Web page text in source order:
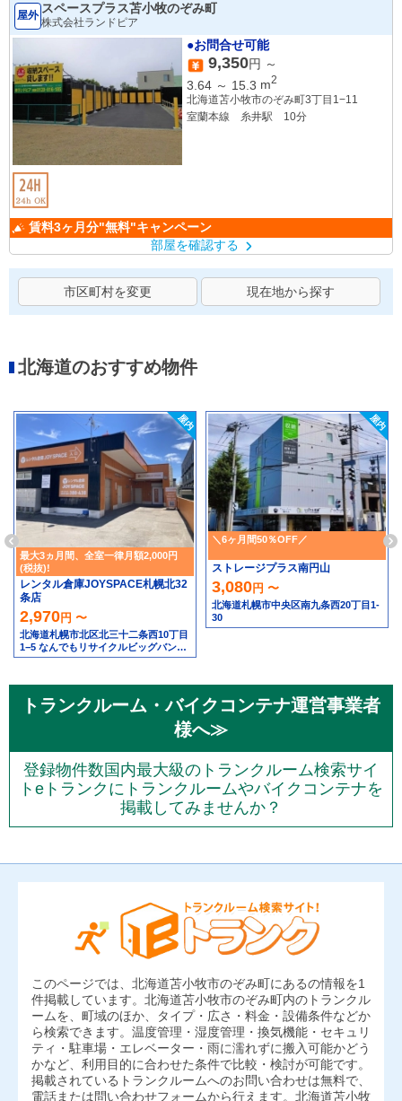
屋外 スペースプラス苫小牧のぞみ町
株式会社ランドピア
●お問合せ可能
9,350円 ～
3.64 ～ 15.3 m2
北海道苫小牧市のぞみ町3丁目1−11
室蘭本線 糸井駅 10分
賃料3ヶ月分"無料"キャンペーン
部屋を確認する
市区町村を変更 現在地から探す
北海道のおすすめ物件
最大3ヵ月間、全室一律月額2,000円
(税抜)!
レンタル倉庫JOYSPACE札幌北32
条店
2,970円 〜
北海道札幌市北区北三十二条西10丁目
1−5 なんでもリサイクルビッグバン工
具館＆釣り具館 札幌北32条店隣
＼6ヶ月間50％OFF／
ストレージプラス南円山
3,080円 〜
北海道札幌市中央区南九条西20丁目1-
30
トランクルーム・バイクコンテナ運営事業者
様へ≫
登録物件数国内最大級のトランクルーム検索サイ
トeトランクにトランクルームやバイクコンテナを
掲載してみませんか？
このページでは、北海道苫小牧市のぞみ町にあるの情報を1
件掲載しています。北海道苫小牧市のぞみ町内のトランクル
ームを、町域のほか、タイプ・広さ・料金・設備条件などか
ら検索できます。温度管理・湿度管理・換気機能・セキュリ
ティ・駐車場・エレベーター・雨に濡れずに搬入可能かどう
かなど、利用目的に合わせた条件で比較・検討が可能です。
掲載されているトランクルームへのお問い合わせは無料で、
電話または問い合わせフォームから行えます。北海道苫小牧